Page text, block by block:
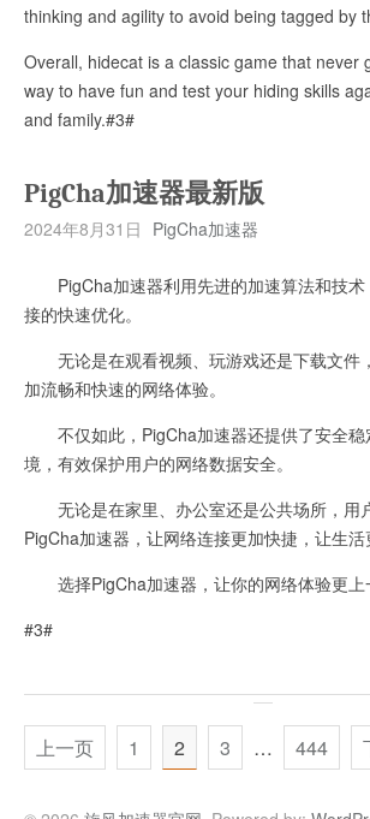
thinking and agility to avoid being tagged by
Overall, hidecat is a classic game that never
way to have fun and test your hiding skills
and family.#3#
PigCha加速器最新版
2024年8月31日 PigCha加速器
PigCha加速器利用先进的加速算法和技术
接的快速优化。
无论是在观看视频、玩游戏还是下载文件
加流畅和快速的网络体验。
不仅如此，PigCha加速器还提供了安全稳
境，有效保护用户的网络数据安全。
无论是在家里、办公室还是公共场所，用
PigCha加速器，让网络连接更加快捷，让生活
选择PigCha加速器，让你的网络体验更上
#3#
上一页 1 2 3 … 444